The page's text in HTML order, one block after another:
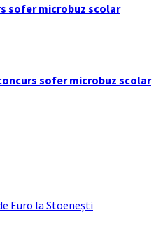
sofer microbuz scolar
sofer microbuz scolar
Euro la Stoenești